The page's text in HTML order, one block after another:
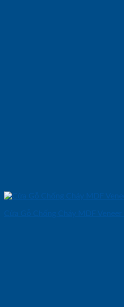
Cửa Gỗ Chống Cháy MDF Veneer